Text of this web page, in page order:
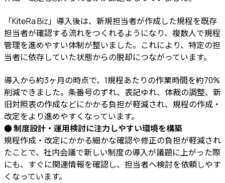
「KiteRa Biz」導入後は、新規担当者が作成した規程を既存
担当者が確認する流れをつくれるようになり、複数人で規程
管理を進めやすい体制が整いました。これにより、特定の担
当者に依存していた状態からの脱却につながっています。
導入から約3ヶ月の時点で、1規程あたりの作業時間を約70%
削減できました。条番号のずれ、表記ゆれ、体裁の調整、新
旧対照表の作成などにかかる負担が軽減され、規程の作成・
改定をより進めやすくなっています。
● 制度設計・運用検討に注力しやすい環境を構築
規程作成・改定にかかる細かな確認や修正の負担が軽減され
たことで、社内会議で新しい制度の導入が議題に上がった際
にも、すぐに関連情報を確認し、担当者へ検討を依頼しやす
くなっています。